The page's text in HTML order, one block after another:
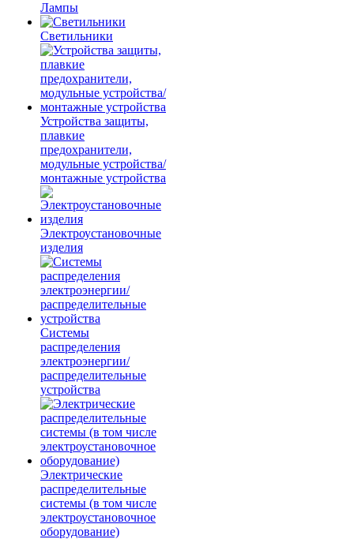
Лампы
Светильники
Устройства защиты,
плавкие
предохранители,
модульные устройства/
монтажные устройства
Электроустановочные
изделия
Системы
распределения
электроэнергии/
распределительные
устройства
Электрические
распределительные
системы (в том числе
электроустановочное
оборудование)